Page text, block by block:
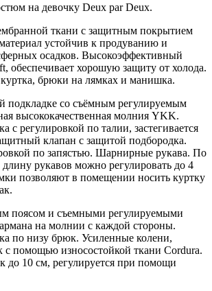
на девочку Deux par Deux.
ткани с защитным покрытием
устойчив к продуванию и
осадков. Высокоэффективный
обеспечивает хорошую защиту от холода.
брюки на лямках и манишка.
подкладке со съёмным регулируемым
высококачественная молния YKK.
с регулировкой по талии, застегивается
клапан с защитой подбородка.
по запястью. Шарнирные рукава. По
длину рукавов можно регулировать до 4
позволяют в помещении носить куртку
поясом и съемными регулируемыми
на молнии с каждой стороны.
по низу брюк. Усиленные колени,
с помощью износостойкой ткани Cordura.
до 10 см, регулируется при помощи